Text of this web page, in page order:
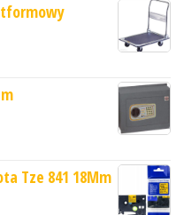
Tze 841 18Mm